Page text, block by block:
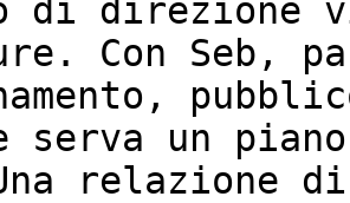
di direzione
Con Seb,
un
relazione